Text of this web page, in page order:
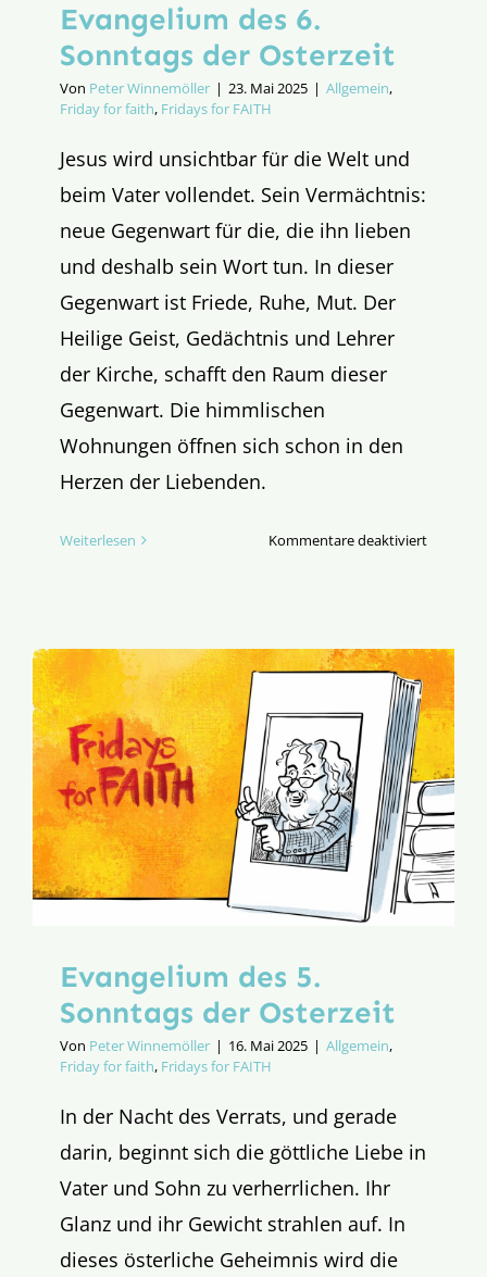
Evangelium des 6.
Sonntags der Osterzeit
Von Peter Winnemöller | 23. Mai 2025 | Allgemein,
Friday for faith, Fridays for FAITH
Jesus wird unsichtbar für die Welt und
beim Vater vollendet. Sein Vermächtnis:
neue Gegenwart für die, die ihn lieben
und deshalb sein Wort tun. In dieser
Gegenwart ist Friede, Ruhe, Mut. Der
Heilige Geist, Gedächtnis und Lehrer
der Kirche, schafft den Raum dieser
Gegenwart. Die himmlischen
Wohnungen öffnen sich schon in den
Herzen der Liebenden.
Weiterlesen Kommentare deaktiviertfür
Osterzeit
Evangelium des 5.
Sonntags der Osterzeit
Von Peter Winnemöller | 16. Mai 2025 | Allgemein,
Friday for faith, Fridays for FAITH
In der Nacht des Verrats, und gerade
darin, beginnt sich die göttliche Liebe in
Vater und Sohn zu verherrlichen. Ihr
Glanz und ihr Gewicht strahlen auf. In
dieses österliche Geheimnis wird die